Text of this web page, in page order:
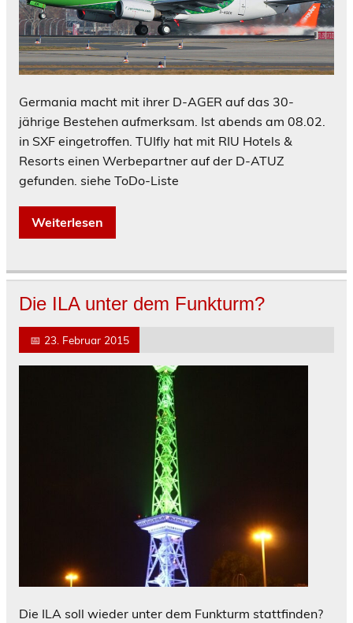
Germania macht mit ihrer D-AGER auf das 30-
jährige Bestehen aufmerksam. Ist abends am 08.02.
in SXF eingetroffen. TUIfly hat mit RIU Hotels &
Resorts einen Werbepartner auf der D-ATUZ
gefunden. siehe ToDo-Liste
Weiterlesen
Die ILA unter dem Funkturm?
📅 23. Februar 2015
Die ILA soll wieder unter dem Funkturm stattfinden?